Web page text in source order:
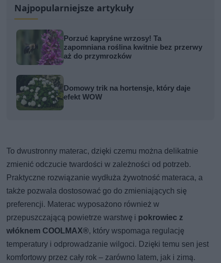
Najpopularniejsze artykuły
Porzuć kapryśne wrzosy! Ta
zapomniana roślina kwitnie bez przerwy
aż do przymrozków
Domowy trik na hortensje, który daje
efekt WOW
To dwustronny materac, dzięki czemu można delikatnie
zmienić odczucie twardości w zależności od potrzeb.
Praktyczne rozwiązanie wydłuża żywotność materaca, a
także pozwala dostosować go do zmieniających się
preferencji. Materac wyposażono również w
przepuszczającą powietrze warstwę i pokrowiec z
włóknem COOLMAX®, który wspomaga regulację
temperatury i odprowadzanie wilgoci. Dzięki temu sen jest
komfortowy przez cały rok – zarówno latem, jak i zimą.